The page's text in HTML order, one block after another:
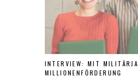
INTERVIEW: MIT
MILLIONENFÖRDERUNG